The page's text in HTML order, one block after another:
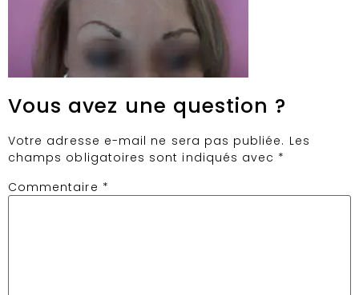
Vous avez une question ?
Votre adresse e-mail ne sera pas publiée. Les
champs obligatoires sont indiqués avec *
Commentaire *